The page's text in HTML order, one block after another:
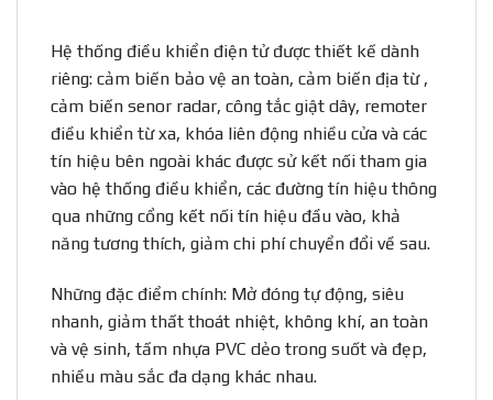
Hệ thống điều khiển điện tử được thiết kế dành
riêng: cảm biến bảo vệ an toàn, cảm biến địa từ ,
cảm biến senor radar, công tắc giật dây, remoter
điều khiển từ xa, khóa liên động nhiều cửa và các
tín hiệu bên ngoài khác được sử kết nối tham gia
vào hệ thống điều khiển, các đường tín hiệu thông
qua những cổng kết nối tín hiệu đầu vào, khả
năng tương thích, giảm chi phí chuyển đổi về sau.
Những đặc điểm chính: Mở đóng tự động, siêu
nhanh, giảm thất thoát nhiệt, không khí, an toàn
và vệ sinh, tấm nhựa PVC dẻo trong suốt và đẹp,
nhiều màu sắc đa dạng khác nhau.